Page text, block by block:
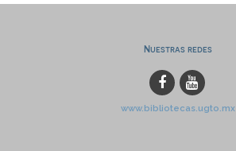
Nuestras redes
www.bibliotecas.ugto.mx